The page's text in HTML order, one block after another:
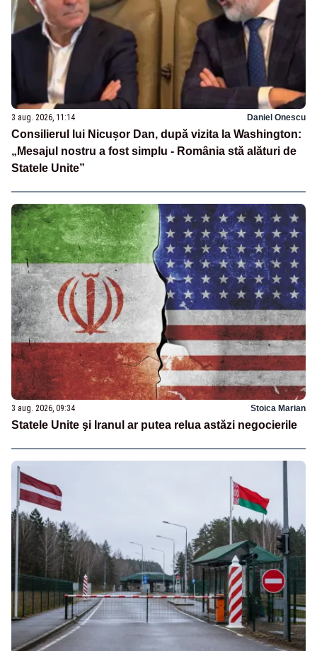
3 aug. 2026, 11:14 Daniel Onescu
Consilierul lui Nicușor Dan, după vizita la Washington:
„Mesajul nostru a fost simplu - România stă alături de
Statele Unite”
3 aug. 2026, 09:34 Stoica Marian
Statele Unite şi Iranul ar putea relua astăzi negocierile